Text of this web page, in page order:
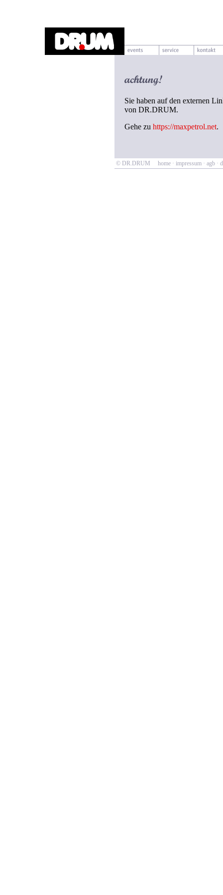
Sie haben auf den externen
von DR.DRUM.
Gehe zu https://maxpetrol.net.
© DR.DRUM home · impressum · agb ·